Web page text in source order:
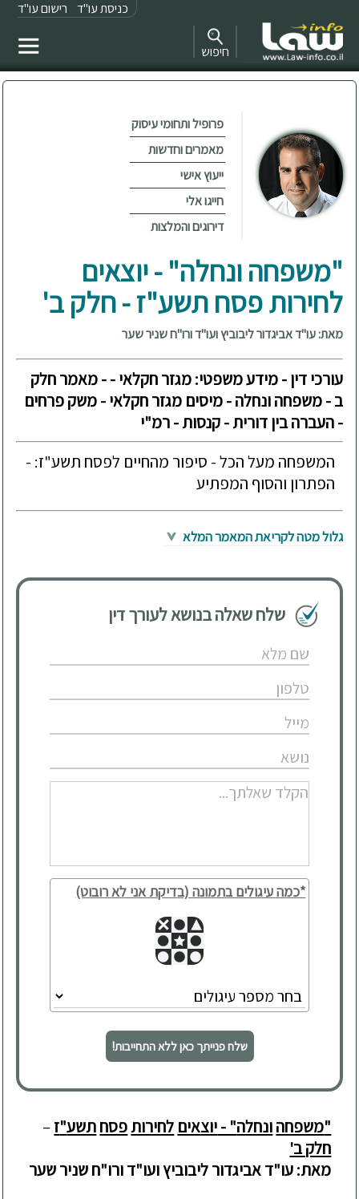
כניסת עו"ד רישום עו"ד
חיפוש
פרופיל ותחומי עיסוק
מאמרים וחדשות
ייעוץ אישי
חייגו אלי
דירוגים והמלצות
"משפחה ונחלה" - יוצאים
לחירות פסח תשע"ז - חלק ב'
מאת: עו"ד אביגדור ליבוביץ ועו"ד ורו"ח שניר שער
עורכי דין - מידע משפטי: מגזר חקלאי - - מאמר חלק
ב - משפחה ונחלה - מיסים מגזר חקלאי - משק פרחים
- העברה בין דורית - קנסות - רמ"י
המשפחה מעל הכל - סיפור מהחיים לפסח תשע"ז: -
הפתרון והסוף המפתיע
גלול מטה לקריאת המאמר המלא
שלח שאלה בנושא לעורך דין
*כמה עיגולים בתמונה (בדיקת אני לא רובוט)
שלח פנייתך כאן ללא התחייבות!
"משפחהונחלה" -יוצאים לחירותפסחתשע"ז –
חלק ב'
מאת:עו"דאביגדורליבוביץועו"דורו"חשנירשער